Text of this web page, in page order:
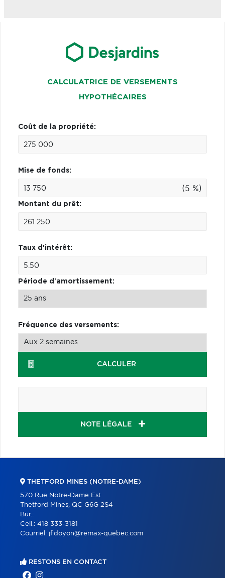
CALCULATRICE DE VERSEMENTS
HYPOTHÉCAIRES
Coût de la propriété:
Mise de fonds:
(5 %)
Montant du prêt:
Taux d'intérêt:
Période d'amortissement:
Fréquence des versements:
CALCULER
NOTE LÉGALE
THETFORD MINES (NOTRE-DAME)
570 Rue Notre-Dame Est
Thetford Mines, QC G6G 2S4
Bur.:
Cell.: 418 333-3181
Courriel: jf.doyon@remax-quebec.com
RESTONS EN CONTACT